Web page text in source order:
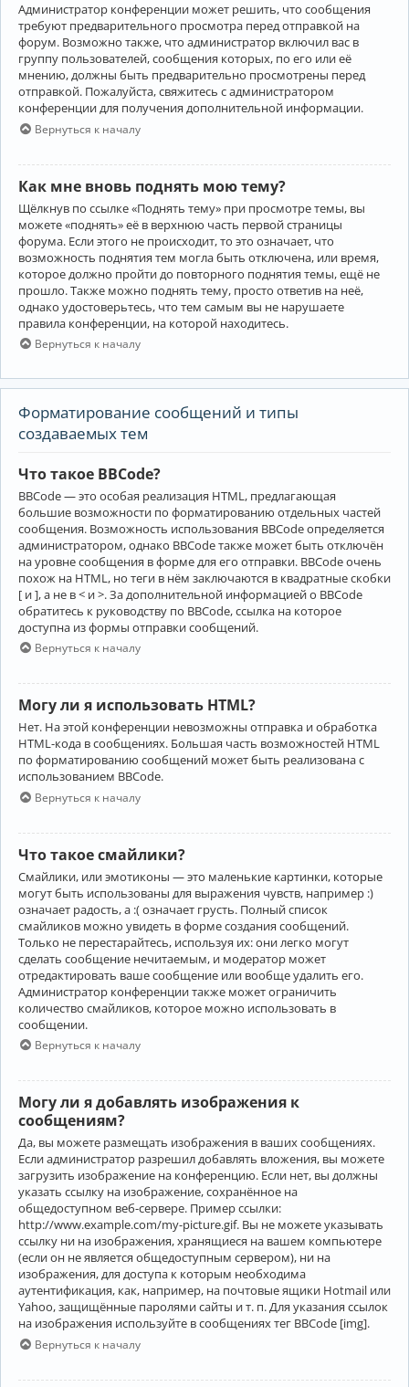
Администратор конференции может решить, что сообщения
требуют предварительного просмотра перед отправкой на
форум. Возможно также, что администратор включил вас в
группу пользователей, сообщения которых, по его или её
мнению, должны быть предварительно просмотрены перед
отправкой. Пожалуйста, свяжитесь с администратором
конференции для получения дополнительной информации.
Вернуться к началу
Как мне вновь поднять мою тему?
Щёлкнув по ссылке «Поднять тему» при просмотре темы, вы
можете «поднять» её в верхнюю часть первой страницы
форума. Если этого не происходит, то это означает, что
возможность поднятия тем могла быть отключена, или время,
которое должно пройти до повторного поднятия темы, ещё не
прошло. Также можно поднять тему, просто ответив на неё,
однако удостоверьтесь, что тем самым вы не нарушаете
правила конференции, на которой находитесь.
Вернуться к началу
Форматирование сообщений и типы
создаваемых тем
Что такое BBCode?
BBCode — это особая реализация HTML, предлагающая
большие возможности по форматированию отдельных частей
сообщения. Возможность использования BBCode определяется
администратором, однако BBCode также может быть отключён
на уровне сообщения в форме для его отправки. BBCode очень
похож на HTML, но теги в нём заключаются в квадратные скобки
[ и ], а не в < и >. За дополнительной информацией о BBCode
обратитесь к руководству по BBCode, ссылка на которое
доступна из формы отправки сообщений.
Вернуться к началу
Могу ли я использовать HTML?
Нет. На этой конференции невозможны отправка и обработка
HTML-кода в сообщениях. Большая часть возможностей HTML
по форматированию сообщений может быть реализована с
использованием BBCode.
Вернуться к началу
Что такое смайлики?
Смайлики, или эмотиконы — это маленькие картинки, которые
могут быть использованы для выражения чувств, например :)
означает радость, а :( означает грусть. Полный список
смайликов можно увидеть в форме создания сообщений.
Только не перестарайтесь, используя их: они легко могут
сделать сообщение нечитаемым, и модератор может
отредактировать ваше сообщение или вообще удалить его.
Администратор конференции также может ограничить
количество смайликов, которое можно использовать в
сообщении.
Вернуться к началу
Могу ли я добавлять изображения к
сообщениям?
Да, вы можете размещать изображения в ваших сообщениях.
Если администратор разрешил добавлять вложения, вы можете
загрузить изображение на конференцию. Если нет, вы должны
указать ссылку на изображение, сохранённое на
общедоступном веб-сервере. Пример ссылки:
http://www.example.com/my-picture.gif. Вы не можете указывать
ссылку ни на изображения, хранящиеся на вашем компьютере
(если он не является общедоступным сервером), ни на
изображения, для доступа к которым необходима
аутентификация, как, например, на почтовые ящики Hotmail или
Yahoo, защищённые паролями сайты и т. п. Для указания ссылок
на изображения используйте в сообщениях тег BBCode [img].
Вернуться к началу